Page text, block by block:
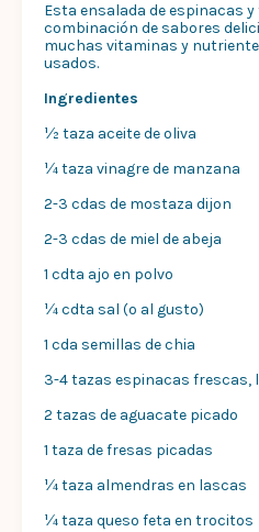
Esta ensalada de espinacas
combinación de sabores
muchas vitaminas y
usados.
Ingredientes
½ taza aceite de oliva
¼ taza vinagre de manzana
2-3 cdas de mostaza dijon
2-3 cdas de miel de abeja
1 cdta ajo en polvo
¼ cdta sal (o al gusto)
1 cda semillas de chia
3-4 tazas espinacas frescas,
2 tazas de aguacate picado
1 taza de fresas picadas
¼ taza almendras en lascas
¼ taza queso feta en trocitos